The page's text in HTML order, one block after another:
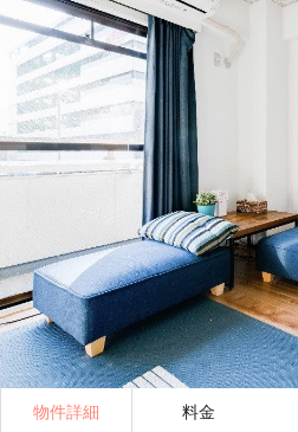
物件詳細 料金